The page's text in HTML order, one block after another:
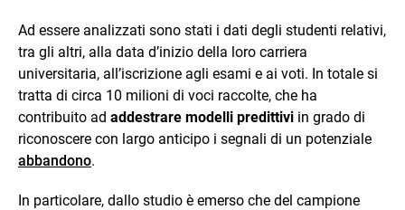
Ad essere analizzati sono stati i dati degli studenti relativi,
tra gli altri, alla data d’inizio della loro carriera
universitaria, all’iscrizione agli esami e ai voti. In totale si
tratta di circa 10 milioni di voci raccolte, che ha
contribuito ad addestrare modelli predittivi in grado di
riconoscere con largo anticipo i segnali di un potenziale
abbandono.
In particolare, dallo studio è emerso che del campione